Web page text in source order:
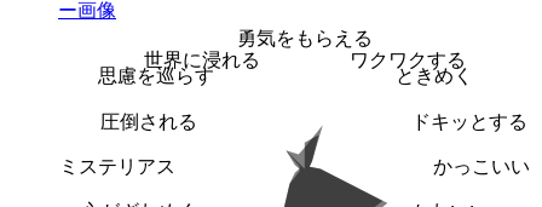
勇気をもらえる
ワクワクする
ときめく
ドキッとする
かっこいい
ミステリアス
圧倒される
思慮を巡らす
世界に浸れる